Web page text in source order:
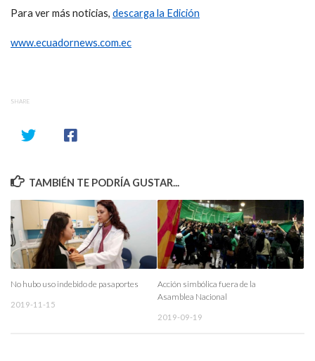
Para ver más noticias, descarga la Edición
www.ecuadornews.com.ec
SHARE
TAMBIÉN TE PODRÍA GUSTAR...
No hubo uso indebido de pasaportes
2019-11-15
Acción simbólica fuera de la
Asamblea Nacional
2019-09-19